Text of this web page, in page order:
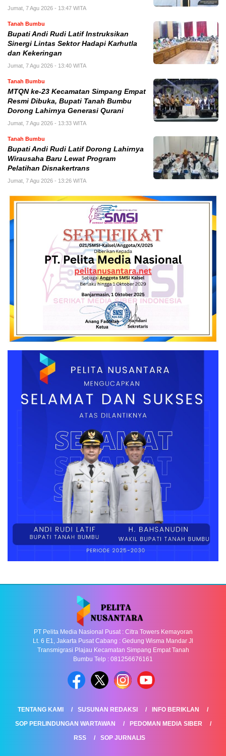
Jumat, 7 Agu 2026 - 13:47 WITA
Tanah Bumbu
Bupati Andi Rudi Latif Instruksikan
Sinergi Lintas Sektor Hadapi Karhutla
dan Kekeringan
Jumat, 7 Agu 2026 - 13:40 WITA
Tanah Bumbu
MTQN ke-23 Kecamatan Simpang Empat
Resmi Dibuka, Bupati Tanah Bumbu
Dorong Lahirnya Generasi Qurani
Jumat, 7 Agu 2026 - 13:33 WITA
Tanah Bumbu
Bupati Andi Rudi Latif Dorong Lahirnya
Wirausaha Baru Lewat Program
Pelatihan Disnakertrans
Jumat, 7 Agu 2026 - 13:26 WITA
PT Pelita Media Nasional Pusat : Citra Towers Kemayoran
Lt. 6 E1, Jakarta Pusat Cabang : Gedung Wisma Mandar Jl
Transmigrasi Plajau Kecamatan Simpang Empat Tanah
Bumbu Telp : 081256676161
TENTANG KAMI SUSUNAN REDAKSI
INFO BERIKLAN
SOP PERLINDUNGAN WARTAWAN
PEDOMAN MEDIA SIBER
RSS
SOP JURNALIS